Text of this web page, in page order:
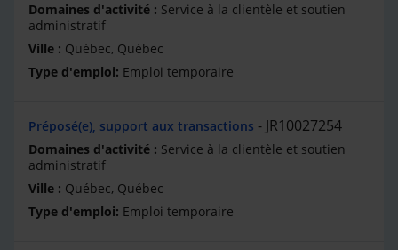
Service à la clientèle et soutien
administratif
Québec, Québec
Emploi temporaire
Préposé(e), support aux transactions JR10027254
Service à la clientèle et soutien
administratif
Québec, Québec
Emploi temporaire